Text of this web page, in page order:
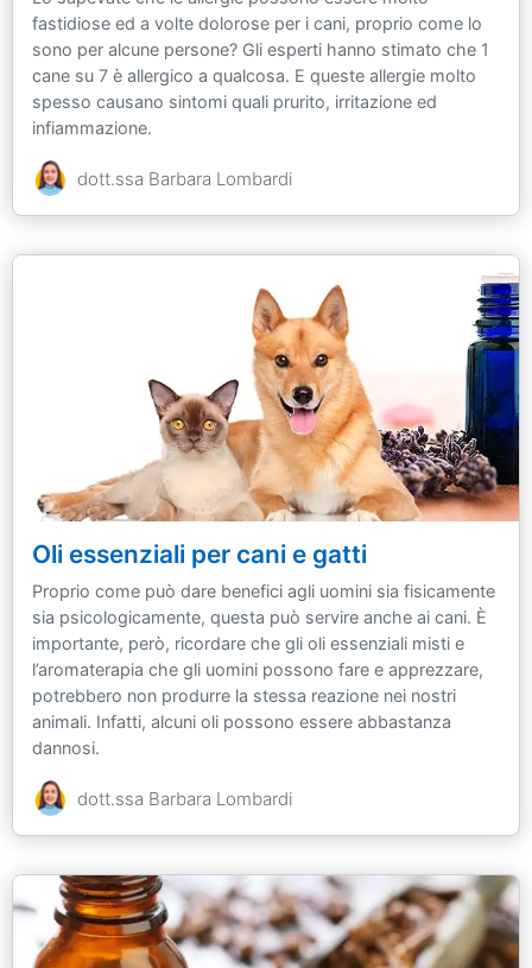
fastidiose ed a volte dolorose per i cani, proprio come lo
sono per alcune persone? Gli esperti hanno stimato che 1
cane su 7 è allergico a qualcosa. E queste allergie molto
spesso causano sintomi quali prurito, irritazione ed
infiammazione.
dott.ssa Barbara Lombardi
Oli essenziali per cani e gatti
Proprio come può dare benefici agli uomini sia fisicamente
sia psicologicamente, questa può servire anche ai cani. È
importante, però, ricordare che gli oli essenziali misti e
l’aromaterapia che gli uomini possono fare e apprezzare,
potrebbero non produrre la stessa reazione nei nostri
animali. Infatti, alcuni oli possono essere abbastanza
dannosi.
dott.ssa Barbara Lombardi